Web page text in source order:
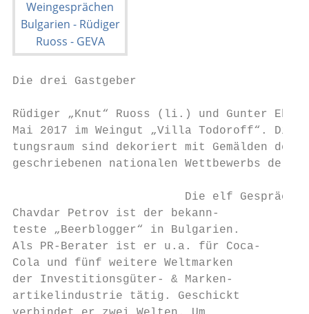
Die drei Gastgeber
Rüdiger „Knut“ Ruoss (li.) und Gunter
Mai 2017 im Weingut „Villa Todoroff“. Die
tungsraum sind dekoriert mit Gemälden der
geschriebenen nationalen Wettbewerbs
Die elf
Chavdar Petrov ist der bekann-
teste „Beerblogger“ in Bulgarien.
Als PR-Berater ist er u.a. für Coca-
Cola und fünf weitere Weltmarken
der Investitionsgüter- & Marken-
artikelindustrie tätig. Geschickt